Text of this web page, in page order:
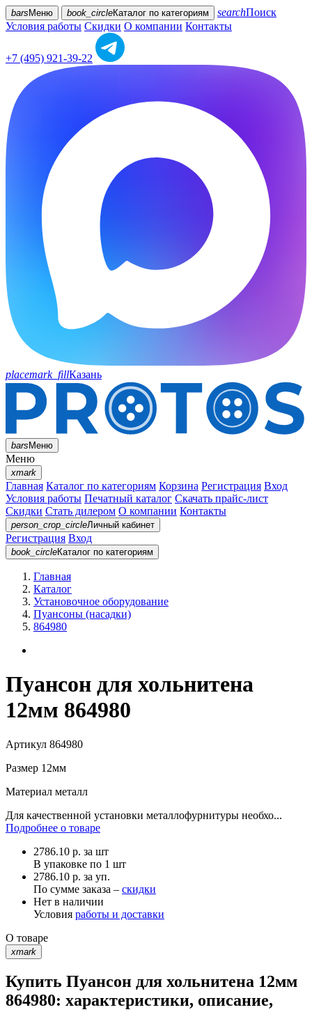
bars Меню book_circleКаталог по категориям searchПоиск
Условия работы Скидки О компании Контакты
+7 (495) 921-39-22
placemark_fillКазань
barsМеню
Меню
xmark
Главная Каталог по категориям Корзина Регистрация Вход
Условия работы Печатный каталог Скачать прайс-лист
Скидки Стать дилером О компании Контакты
person_crop_circleЛичный кабинет
Регистрация Вход
book_circleКаталог по категориям
Главная
Каталог
Установочное оборудование
Пуансоны (насадки)
864980
Пуансон для хольнитена
12мм 864980
Артикул 864980
Размер 12мм
Материал металл
Для качественной установки металлофурнитуры необхо...
Подробнее о товаре
2786.10 р. за шт
В упаковке по 1 шт
2786.10 р. за уп.
По сумме заказа – скидки
Нет в наличии
Условия работы и доставки
О товаре
xmark
Купить Пуансон для хольнитена 12мм
864980: характеристики, описание,